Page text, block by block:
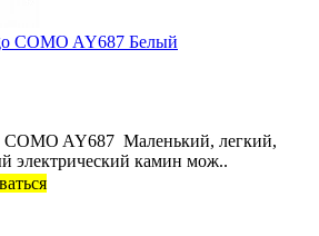
COMO AY687 Белый
COMO AY687 Маленький, легкий,
электрический камин мож..